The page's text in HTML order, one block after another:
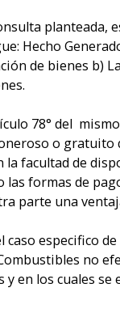
planteada,
Hecho
de bienes b)
78° del
o gratuito
la facultad de
las formas de
parte una
caso especifico
no
y en los cuales